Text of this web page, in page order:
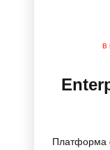
В
Платформа